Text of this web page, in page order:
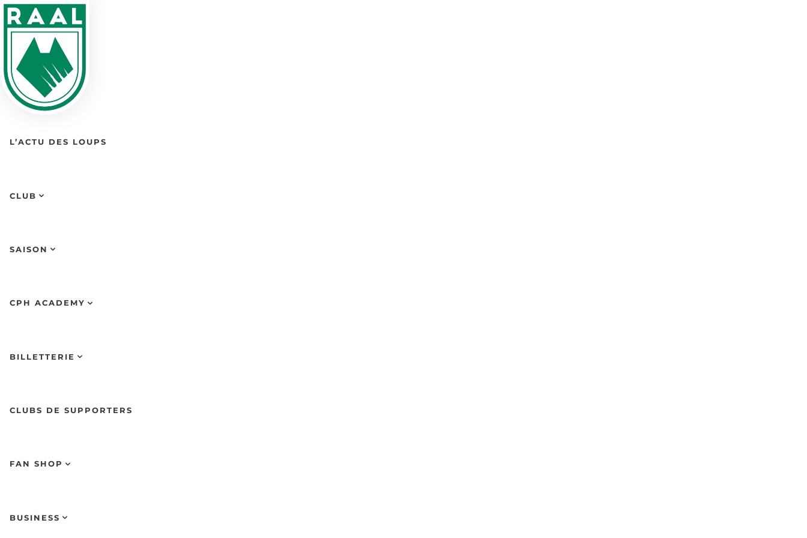
Skip to main content
L’ACTU DES LOUPS
CLUB
SAISON
CPH ACADEMY
BILLETTERIE
CLUBS DE SUPPORTERS
FAN SHOP
BUSINESS